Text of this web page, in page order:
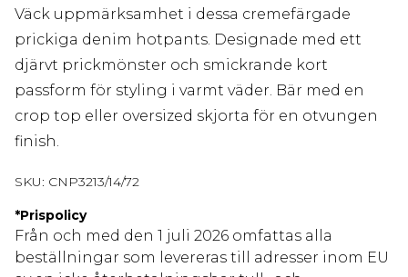
Väck uppmärksamhet i dessa cremefärgade
prickiga denim hotpants. Designade med ett
djärvt prickmönster och smickrande kort
passform för styling i varmt väder. Bär med en
crop top eller oversized skjorta för en otvungen
finish.
SKU: CNP3213/14/72
*Prispolicy
Från och med den 1 juli 2026 omfattas alla
beställningar som levereras till adresser inom EU